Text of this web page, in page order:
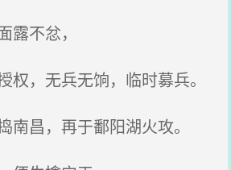
不忿，
，无兵无饷，临时募兵。
昌，再于鄱阳湖火攻。